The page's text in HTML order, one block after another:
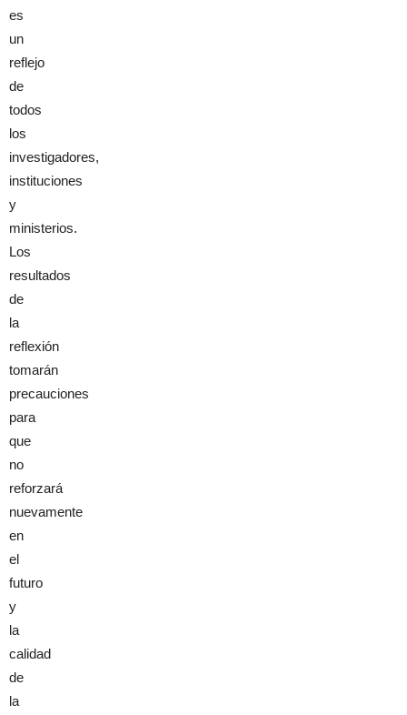
es
un
reflejo
de
todos
los
investigadores,
instituciones
y
ministerios.
Los
resultados
de
la
reflexión
tomarán
precauciones
para
que
no
reforzará
nuevamente
en
el
futuro
y
la
calidad
de
la